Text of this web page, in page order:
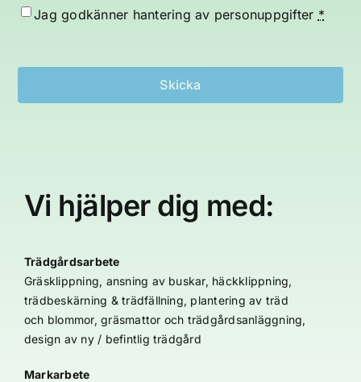
Jag godkänner hantering av personuppgifter *
Vi hjälper dig med:
Trädgårdsarbete
Gräsklippning, ansning av buskar, häckklippning,
trädbeskärning & trädfällning, plantering av träd
och blommor, gräsmattor och trädgårdsanläggning,
design av ny / befintlig trädgård
Markarbete